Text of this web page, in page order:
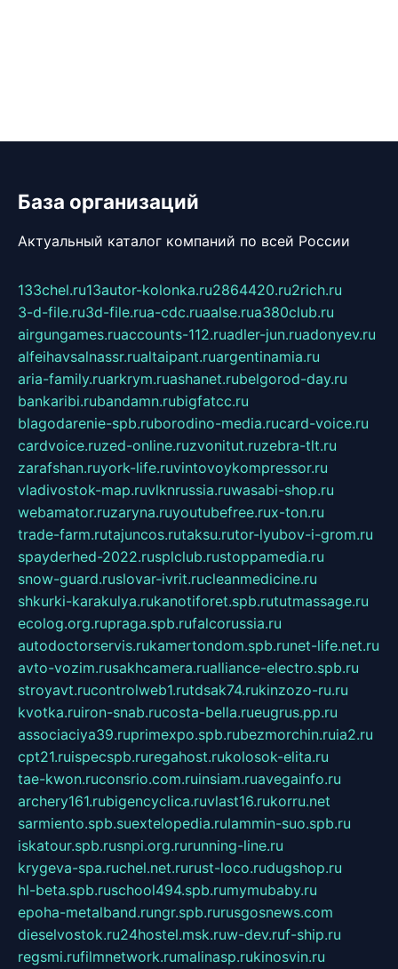
База организаций
Актуальный каталог компаний по всей России
133chel.ru13autor-kolonka.ru2864420.ru2rich.ru
3-d-file.ru3d-file.rua-cdc.ruaalse.rua380club.ru
airgungames.ruaccounts-112.ruadler-jun.ruadonyev.ru
alfeihavsalnassr.rualtaipant.ruargentinamia.ru
aria-family.ruarkrym.ruashanet.rubelgorod-day.ru
bankaribi.rubandamn.rubigfatcc.ru
blagodarenie-spb.ruborodino-media.rucard-voice.ru
cardvoice.ruzed-online.ruzvonitut.ruzebra-tlt.ru
zarafshan.ruyork-life.ruvintovoykompressor.ru
vladivostok-map.ruvlknrussia.ruwasabi-shop.ru
webamator.ruzaryna.ruyoutubefree.rux-ton.ru
trade-farm.rutajuncos.rutaksu.rutor-lyubov-i-grom.ru
spayderhed-2022.rusplclub.rustoppamedia.ru
snow-guard.ruslovar-ivrit.rucleanmedicine.ru
shkurki-karakulya.rukanotiforet.spb.rututmassage.ru
ecolog.org.rupraga.spb.rufalcorussia.ru
autodoctorservis.rukamertondom.spb.runet-life.net.ru
avto-vozim.rusakhcamera.rualliance-electro.spb.ru
stroyavt.rucontrolweb1.rutdsak74.rukinzozo-ru.ru
kvotka.ruiron-snab.rucosta-bella.rueugrus.pp.ru
associaciya39.ruprimexpo.spb.rubezmorchin.ruia2.ru
cpt21.ruispecspb.ruregahost.rukolosok-elita.ru
tae-kwon.ruconsrio.com.ruinsiam.ruavegainfo.ru
archery161.rubigencyclica.ruvlast16.rukorru.net
sarmiento.spb.suextelopedia.rulammin-suo.spb.ru
iskatour.spb.rusnpi.org.rurunning-line.ru
krygeva-spa.ruchel.net.rurust-loco.rudugshop.ru
hl-beta.spb.ruschool494.spb.rumymubaby.ru
epoha-metalband.rungr.spb.rurusgosnews.com
dieselvostok.ru24hostel.msk.ruw-dev.ruf-ship.ru
regsmi.rufilmnetwork.rumalinasp.rukinosvin.ru